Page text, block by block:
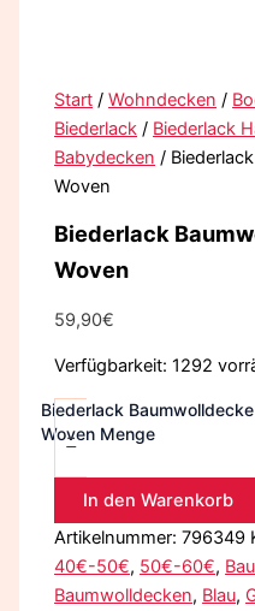
Start /Wohndecken /
Biederlack / Biederlack
Babydecken /
Woven
Biederlack
Woven
59,90€
Verfügbarkeit: 1292
-
Biederlack
Woven Menge
In den Warenkorb
Artikelnummer:796349
40€-50€, 50€-60€,
Baumwolldecken, Blau,